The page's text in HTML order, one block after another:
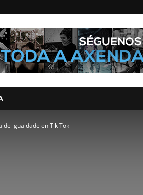
de igualdade en Tik Tok